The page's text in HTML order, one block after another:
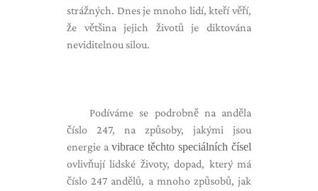
strážných. Dnes je mnoho lidí, kteří věří,
že většina jejich životů je diktována
neviditelnou silou.
Podíváme se podrobně na anděla
číslo 247, na způsoby, jakými jsou
energie a vibrace těchto speciálních čísel
ovlivňují lidské životy, dopad, který má
číslo 247 andělů, a mnoho způsobů, jak